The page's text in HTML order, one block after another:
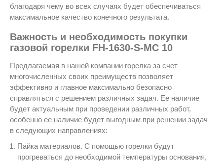
благодаря чему во всех случаях будет обеспечиваться
максимальное качество конечного результата.
Важность и необходимость покупки
газовой горелки FH-1630-S-MC 10
Предлагаемая в нашей компании горелка за счет
многочисленных своих преимуществ позволяет
эффективно и главное максимально безопасно
справляться с решением различных задач. Ее наличие
будет актуальным при проведении различных работ,
особенно ее наличие будет выгодным при решении задач
в следующих направлениях:
Пайка материалов. С помощью горелки будут
прогреваться до необходимой температуры основания,